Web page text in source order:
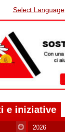
Select Language
e iniziative